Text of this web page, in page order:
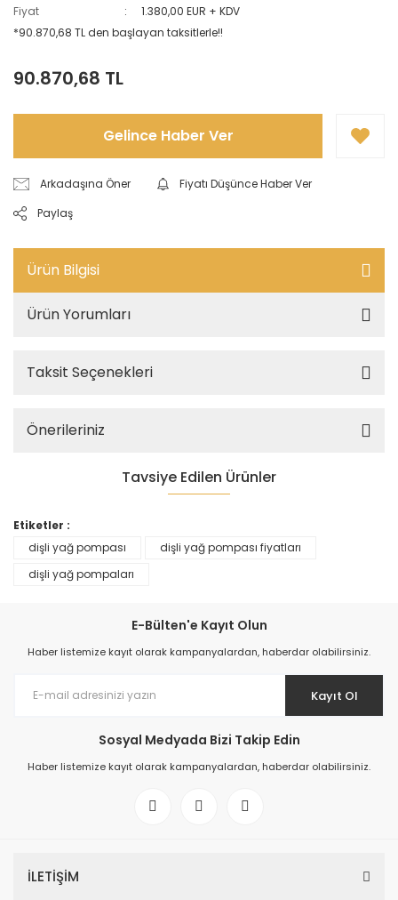
Fiyat
1.380,00 EUR + KDV
*90.870,68 TL den başlayan taksitlerle!!
90.870,68 TL
Gelince Haber Ver
Arkadaşına Öner
Fiyatı Düşünce Haber Ver
Paylaş
Ürün Bilgisi
Ürün Yorumları
Taksit Seçenekleri
Önerileriniz
Tavsiye Edilen Ürünler
Yağ Transfer Pompası
37.382,09 TL
Elektrikli Yağ Pompası
12 Volt Yağ Pompası
Etiketler :
dişli yağ pompası
dişli yağ pompası fiyatları
dişli yağ pompaları
E-Bülten'e Kayıt Olun
Haber listemize kayıt olarak kampanyalardan, haberdar olabilirsiniz.
Kayıt Ol
Sosyal Medyada Bizi Takip Edin
Haber listemize kayıt olarak kampanyalardan, haberdar olabilirsiniz.
İLETİŞİM